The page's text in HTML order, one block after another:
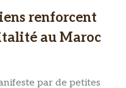
renforcent
au Maroc
par de petites